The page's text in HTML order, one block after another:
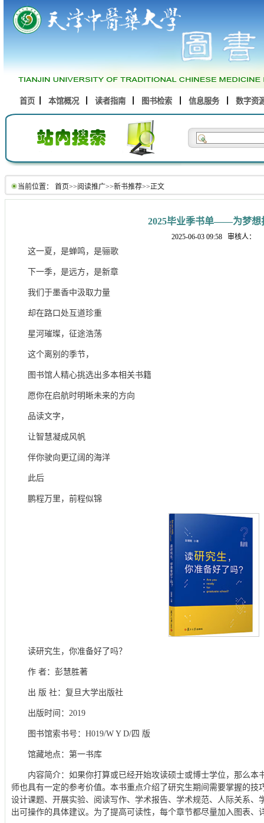
首页 本馆概况 读者指南 图书检索 信息服务 数字资
当前位置： 首页>>阅读推广>>新书推荐>>正文
2025毕业季书单——为梦想
2025-06-03 09:58 审核人：
这一夏，是蝉鸣，是骊歌
下一季，是远方，是新章
我们于墨香中汲取力量
却在路口处互道珍重
星河璀璨，征途浩荡
这个离别的季节，
图书馆人精心挑选出多本相关书籍
愿你在启航时明晰未来的方向
品读文字，
让智慧凝成风帆
伴你驶向更辽阔的海洋
此后
鹏程万里，前程似锦
读研究生，你准备好了吗？
作 者：彭慧胜著
出 版 社：复旦大学出版社
出版时间：2019
图书馆索书号：H019/W Y D/四 版
馆藏地点：第一书库
内容简介：如果你打算或已经开始攻读硕士或博士学位，那么本
师也具有一定的参考价值。本书重点介绍了研究生期间需要掌握的技
设计课题、开展实验、阅读写作、学术报告、学术规范、人际关系、
出可操作的具体建议。为了提高可读性，每个章节都尽量加入图表、